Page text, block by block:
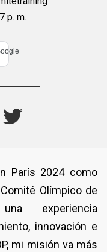
p. m.
París 2024 como
Olímpico de
experiencia
innovación e
mi misión va más